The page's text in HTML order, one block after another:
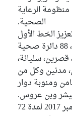
الرعاية
الصحية.
الخط الأول
كخيار ب13 جهة ذات أولوية، 88 دائرة صحية
سليانة،
مدنين وكل من
ومنوبة دوار
وبن عروس.
تم إمضاء الاتفاقية في 29 سبتمبر 2017 لمدة 72